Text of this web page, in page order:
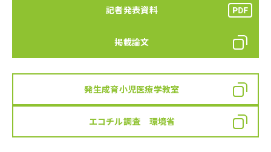
記者発表資料
掲載論文
発生成育小児医療学教室
エコチル調査 環境省